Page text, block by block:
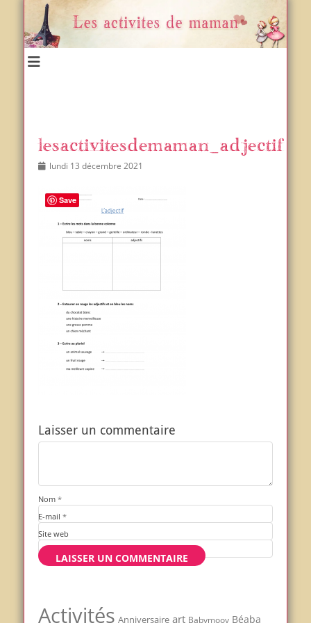
lesactivitesdemaman_adjectif
Postedlundi 13 décembre 2021
Laisser un commentaire
Nom *
E-mail *
Site web
Activités Anniversaire art Babymoov Béaba
Save